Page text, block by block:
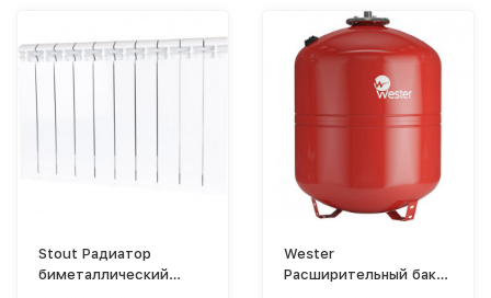
Stout Радиатор
биметаллический
Wester
Расширительный бак